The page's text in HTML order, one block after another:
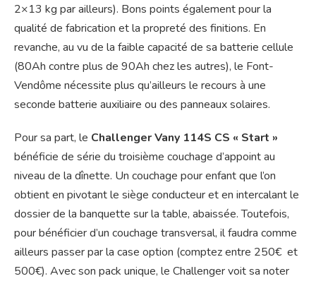
2×13 kg par ailleurs). Bons points également pour la
qualité de fabrication et la propreté des finitions. En
revanche, au vu de la faible capacité de sa batterie cellule
(80Ah contre plus de 90Ah chez les autres), le Font-
Vendôme nécessite plus qu’ailleurs le recours à une
seconde batterie auxiliaire ou des panneaux solaires.
Pour sa part, le Challenger Vany 114S CS « Start »
bénéficie de série du troisième couchage d’appoint au
niveau de la dînette. Un couchage pour enfant que l’on
obtient en pivotant le siège conducteur et en intercalant le
dossier de la banquette sur la table, abaissée. Toutefois,
pour bénéficier d’un couchage transversal, il faudra comme
ailleurs passer par la case option (comptez entre 250€ et
500€). Avec son pack unique, le Challenger voit sa noter